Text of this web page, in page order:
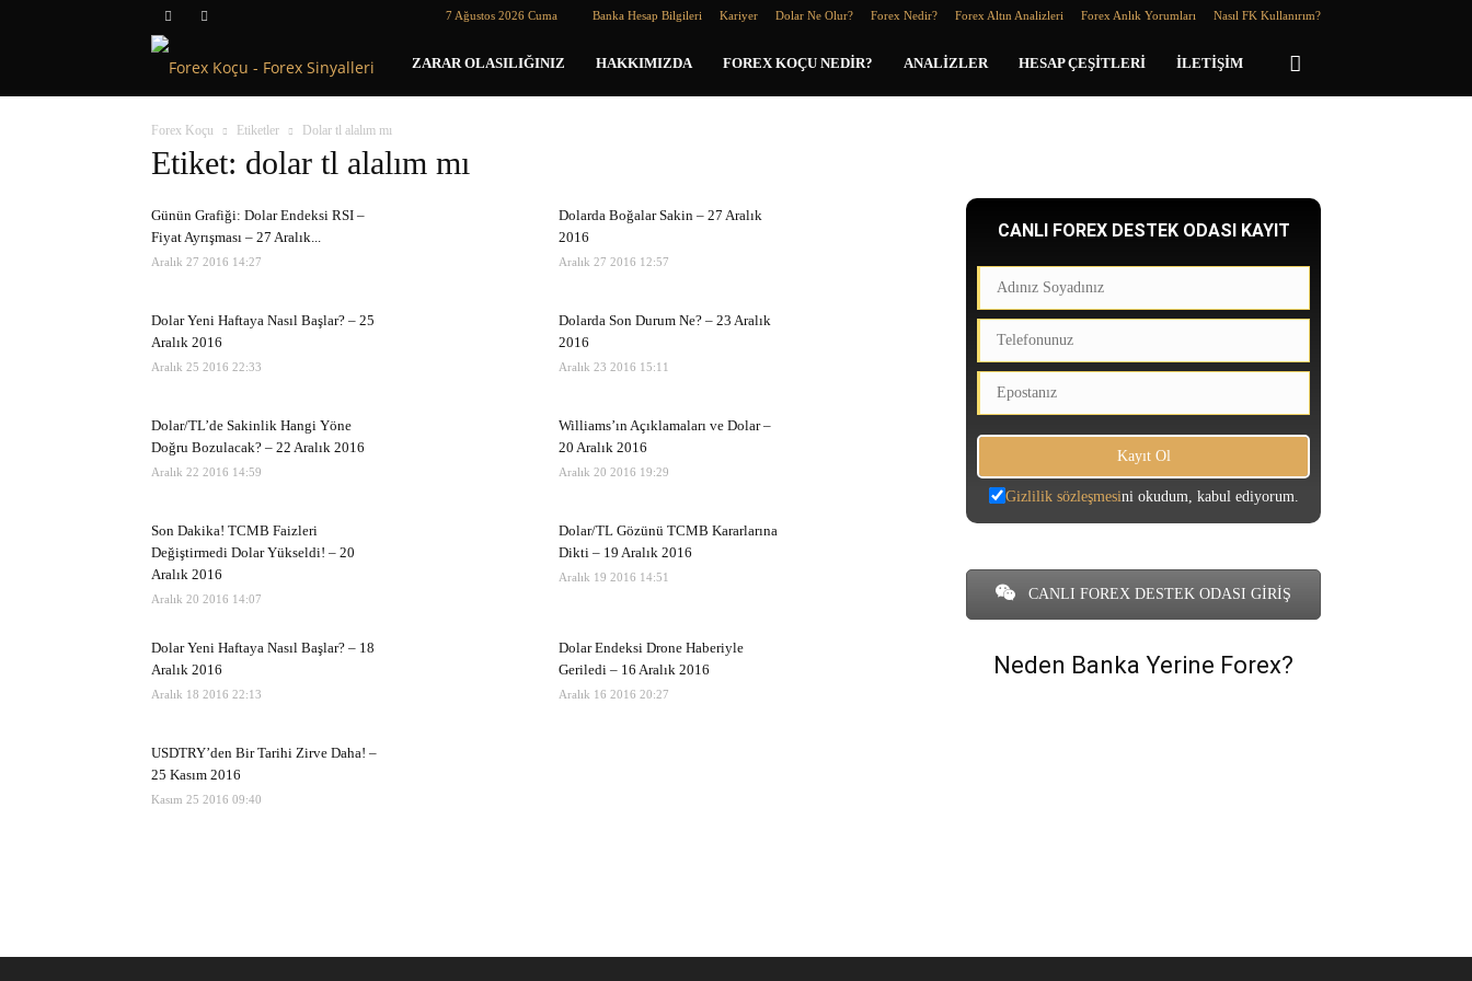
7 Ağustos 2026 Cuma Banka Hesap Bilgileri Kariyer Dolar Ne Olur? Forex Nedir? Forex Altın Analizleri Forex Anlık Yorumları Nasıl FK Kullanırım?
Forex
ZARAR OLASILIĞINIZ HAKKIMIZDA FOREX KOÇU NEDIR? ANALIZLER HESAP ÇEŞITLERI İLETIŞIM
Forex Koçu Etiketler Dolar tl alalım mı
Etiket: dolar tl alalım mı
Günün Grafiği: Dolar Endeksi RSI –
Fiyat Ayrışması – 27 Aralık...
Aralık 27 2016 14:27
Dolarda Boğalar Sakin – 27 Aralık
2016
Aralık 27 2016 12:57
Dolar Yeni Haftaya Nasıl Başlar? – 25
Aralık 2016
Aralık 25 2016 22:33
Dolarda Son Durum Ne? – 23 Aralık
2016
Aralık 23 2016 15:11
Dolar/TL’de Sakinlik Hangi Yöne
Doğru Bozulacak? – 22 Aralık 2016
Aralık 22 2016 14:59
Williams’ın Açıklamaları ve Dolar –
20 Aralık 2016
Aralık 20 2016 19:29
Son Dakika! TCMB Faizleri
Değiştirmedi Dolar Yükseldi! – 20
Aralık 2016
Aralık 20 2016 14:07
Dolar/TL Gözünü TCMB Kararlarına
Dikti – 19 Aralık 2016
Aralık 19 2016 14:51
Dolar Yeni Haftaya Nasıl Başlar? – 18
Aralık 2016
Aralık 18 2016 22:13
Dolar Endeksi Drone Haberiyle
Geriledi – 16 Aralık 2016
Aralık 16 2016 20:27
USDTRY’den Bir Tarihi Zirve Daha! –
25 Kasım 2016
Kasım 25 2016 09:40
CANLI FOREX DESTEK ODASI KAYIT
Gizlilik sözleşmesini okudum, kabul ediyorum.
CANLI FOREX DESTEK ODASI GİRİŞ
Neden Banka Yerine Forex?